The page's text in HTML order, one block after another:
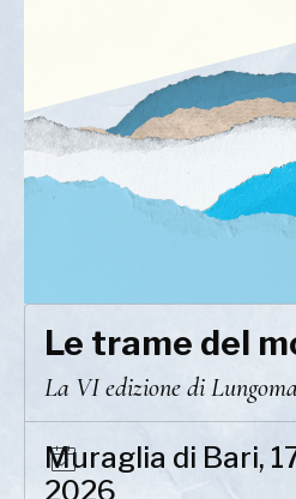
Le trame del
La VI edizione di
Muraglia di Bari,
2026